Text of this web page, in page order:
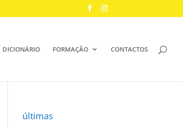
DICIONÁRIO FORMAÇÃO CONTACTOS
últimas